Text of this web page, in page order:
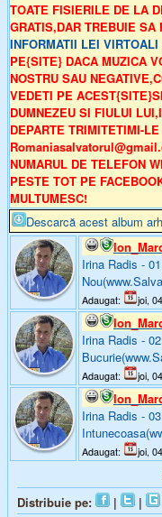
TOATE FISIERILE DE LA
GRATIS,DAR TREBUIE
INFORMATII LEI VIRTOALI
PE{SITE} DACA MUZICA
NOSTRU SAU
VEDETI PE
DUMNEZEU SI FIULUI
DEPARTE TRIMITETIMI-
NUMARUL DE TELEFON
PESTE TOT PE
MULTUMESC!
Descarcă acest album
Irina Radis -
Adaugat: joi,
Irina Radis -
Adaugat: joi,
Irina Radis -
Adaugat: joi,
Distribuie pe:
| |